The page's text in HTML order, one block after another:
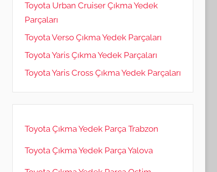
Toyota Urban Cruiser Çıkma Yedek
Parçaları
Toyota Verso Çıkma Yedek Parçaları
Toyota Yaris Çıkma Yedek Parçaları
Toyota Yaris Cross Çıkma Yedek Parçaları
Toyota Çıkma Yedek Parça Trabzon
Toyota Çıkma Yedek Parça Yalova